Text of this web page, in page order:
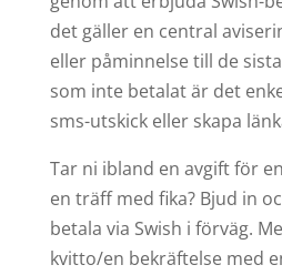
det gäller en central
eller påminnelse till de
som inte betalat är det
sms-utskick eller skapa
Tar ni ibland en avgift för
en träff med fika? Bjud in
betala via Swish i förväg.
kvitto/en bekräftelse med